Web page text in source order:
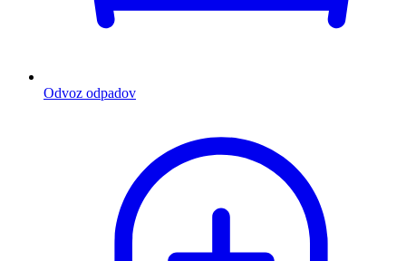
Odvoz odpadov